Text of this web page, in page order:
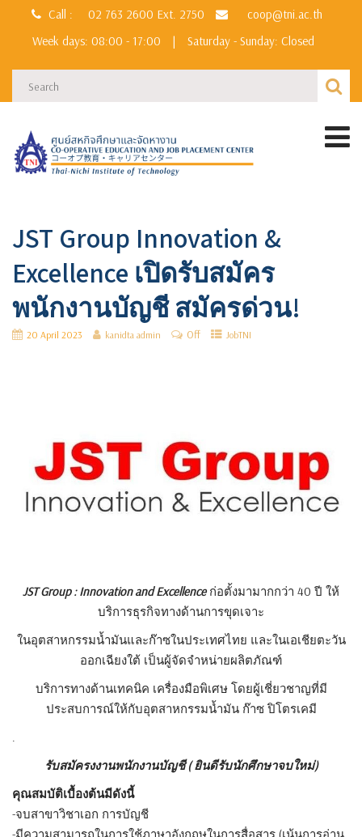
Call : 02 763 2600 Ext. 2750
coop@tni.ac.th
Week days: 08:00 - 17:00
| Saturday - Sunday: Closed
JST Group Innovation &
Excellence เปิดรับสมัคร
พนักงานบัญชี สมัครด่วน!
20 April 2023 kanidta admin Off JobTNI
JST Group : Innovation and Excellence ก่อตั้งมามากกว่า 40 ปี ให้
บริการธุรกิจทางด้านการขุดเจาะ
ในอุตสาหกรรมน้ำมันและก๊าซในประเทศไทย และในเอเชียตะวัน
ออกเฉียงใต้ เป็นผู้จัดจำหน่ายผลิตภัณฑ์
บริการทางด้านเทคนิค เครื่องมือพิเศษ โดยผู้เชี่ยวชาญที่มี
ประสบการณ์ให้กับอุตสาหกรรมน้ำมัน ก๊าซ ปิโตรเคมี
.
รับสมัครงงานพนักงานบัญชี ( ยินดีรับนักศึกษาจบใหม่)
คุณสมบัติเบื้องต้นมีดังนี้
-จบสาขาวิชาเอก การบัญชี